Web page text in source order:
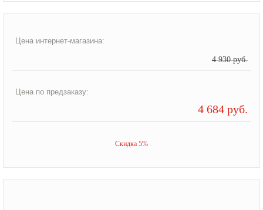
Цена интернет-магазина:
4 930 руб.
Цена по предзаказу:
4 684 руб.
Скидка 5%